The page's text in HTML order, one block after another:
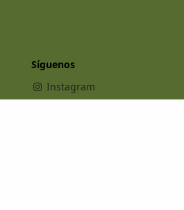
Síguenos
Instagram